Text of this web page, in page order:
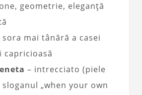
geometrie, eleganță
sora mai tânără a casei
capricioasă
– intrecciato (piele
„when your own